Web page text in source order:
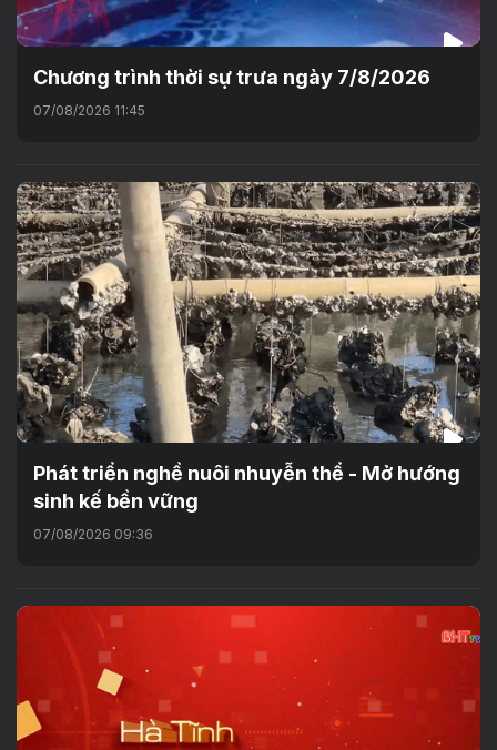
Chương trình thời sự trưa ngày 7/8/2026
07/08/2026 11:45
Phát triển nghề nuôi nhuyễn thể - Mở hướng
sinh kế bền vững
07/08/2026 09:36